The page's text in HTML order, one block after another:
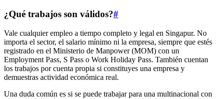
¿Qué trabajos son válidos?#
Vale cualquier empleo a tiempo completo y legal en Singapur. No
importa el sector, el salario mínimo ni la empresa, siempre que estés
registrado en el Ministerio de Manpower (MOM) con un
Employment Pass, S Pass o Work Holiday Pass. También cuentan
los trabajos por cuenta propia si constituyes una empresa y
demuestras actividad económica real.
Una duda común es si se puede trabajar para una multinacional con